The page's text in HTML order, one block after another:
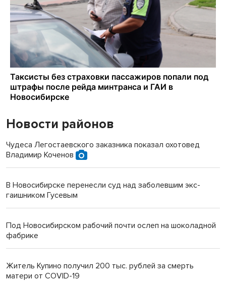
Новости районов
Чудеса Легостаевского заказника показал охотовед
Владимир Коченов
В Новосибирске перенесли суд над заболевшим экс-
гаишником Гусевым
Под Новосибирском рабочий почти ослеп на шоколадной
фабрике
Житель Купино получил 200 тыс. рублей за смерть
матери от COVID-19